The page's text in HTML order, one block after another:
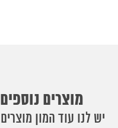
מוצרים
יש לנו עוד המון